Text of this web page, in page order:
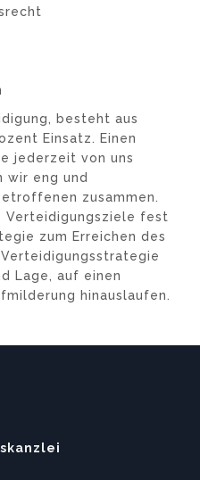
besteht aus
Einsatz. Einen
jederzeit von uns
wir eng und
zusammen.
Verteidigungsziele fest
zum Erreichen des
Lage, auf einen
hinauslaufen.